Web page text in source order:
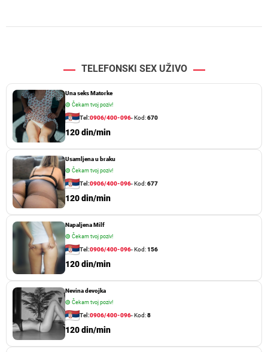
TELEFONSKI SEX UŽIVO
Una seks Matorke
🟢 Čekam tvoj poziv!
Tel:0906/400-096- Kod:670
120 din/min
Usamljena u braku
🟢 Čekam tvoj poziv!
Tel:0906/400-096- Kod:677
120 din/min
Napaljena Milf
🟢 Čekam tvoj poziv!
Tel:0906/400-096- Kod:156
120 din/min
Nevina devojka
🟢 Čekam tvoj poziv!
Tel:0906/400-096- Kod:8
120 din/min